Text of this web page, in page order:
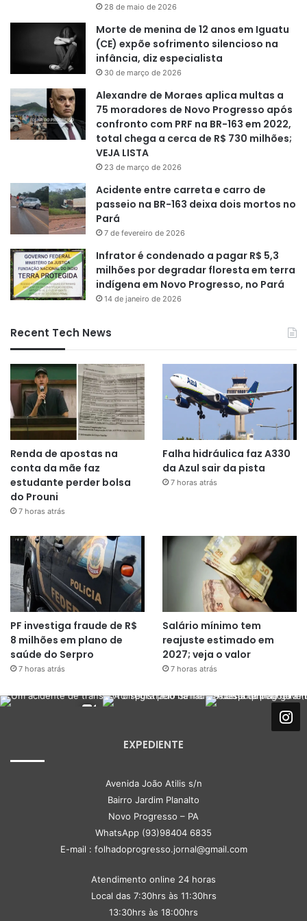
28 de maio de 2026
Morte de menina de 12 anos em Iguatu
(CE) expõe sofrimento silencioso na
infância, diz especialista
30 de março de 2026
Alexandre de Moraes aplica multas a
75 moradores de Novo Progresso após
confronto com PRF na BR-163 em 2022,
total chega a cerca de R$ 730 milhões;
VEJA LISTA
23 de março de 2026
Acidente entre carreta e carro de
passeio na BR-163 deixa dois mortos no
Pará
7 de fevereiro de 2026
Infrator é condenado a pagar R$ 5,3
milhões por degradar floresta em terra
indígena em Novo Progresso, no Pará
14 de janeiro de 2026
Recent Tech News
Renda de apostas na
conta da mãe faz
estudante perder bolsa
do Prouni
7 horas atrás
Falha hidráulica faz A330
da Azul sair da pista
7 horas atrás
PF investiga fraude de R$
8 milhões em plano de
saúde do Serpro
7 horas atrás
Salário mínimo tem
reajuste estimado em
2027; veja o valor
7 horas atrás
EXPEDIENTE
Avenida João Atilis s/n
Bairro Jardim Planalto
Novo Progresso – PA
WhatsApp (93)98404 6835
E-mail : folhadoprogresso.jornal@gmail.com
Atendimento online 24 horas
Local das 7:30hrs às 11:30hrs
13:30hrs às 18:00hrs